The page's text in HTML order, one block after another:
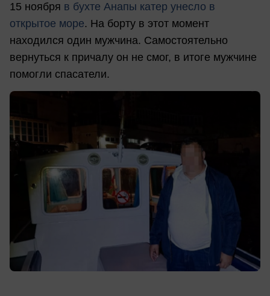
15 ноября в бухте Анапы катер унесло в
открытое море. На борту в этот момент
находился один мужчина. Самостоятельно
вернуться к причалу он не смог, в итоге мужчине
помогли спасатели.